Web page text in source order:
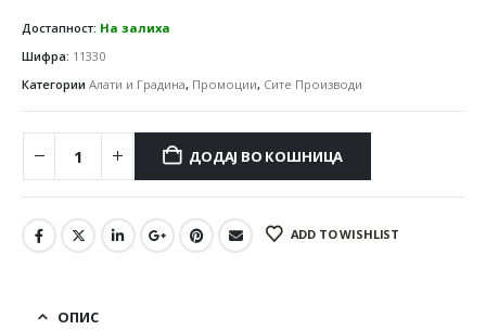
Достапност: На залиха
Шифра: 11330
Категории Алати и Градина, Промоции, Сите Производи
ДОДАЈ ВО КОШНИЦА
ADD TO WISHLIST
ОПИС